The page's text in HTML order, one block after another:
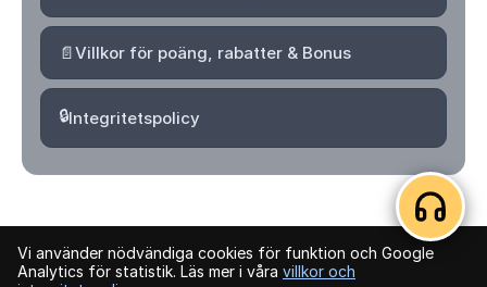
Vi använder nödvändiga cookies för funktion och Google
Analytics för statistik. Läs mer i våra villkor och
📄Villkor för poäng, rabatter & Bonus
🔒Integritetspolicy
© 2026 Kvartersmenyguiden. Alla rättigheter förbehållna.